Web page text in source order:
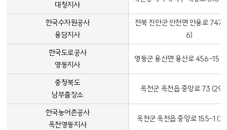
대청지사
한국수자원공사
용담지사
전북 진안군 안천면 안용로
6)
한국도로공사
영동지사
영동군 용산면 용산로 456-15
충청북도
남부출장소
옥천군 옥천읍 중앙로 73
한국농어촌공사
옥천영동지사
옥천군 옥천읍 중앙로 155-1